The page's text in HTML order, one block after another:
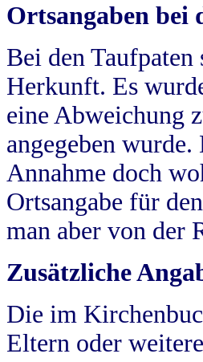
Ortsangaben bei
Bei den
Herkunft. Es
eine Abweichung
angegeben
Annahme doch
Ortsangabe für
man aber von der
Zusätzliche
Die im
Eltern oder